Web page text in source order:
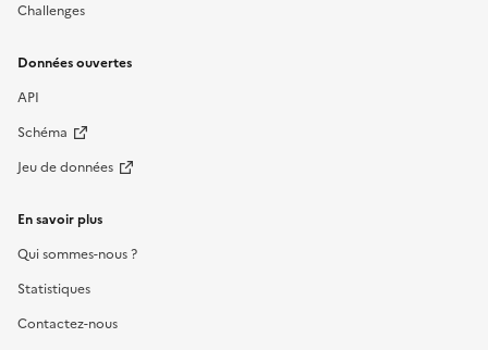
Challenges
Données ouvertes
API
Schéma
Jeu de données
En savoir plus
Qui sommes-nous ?
Statistiques
Contactez-nous